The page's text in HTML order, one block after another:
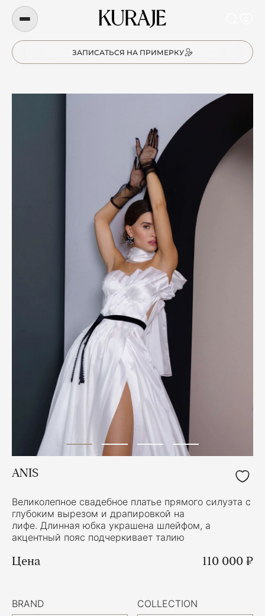
ЗАПИСАТЬСЯ НА ПРИМЕРКУ
ANIS
Великолепное свадебное платье прямого силуэта с
глубоким вырезом и драпировкой на
лифе. Длинная юбка украшена шлейфом, а
акцентный пояс подчеркивает талию
Цена 110 000 ₽
BRAND COLLECTION